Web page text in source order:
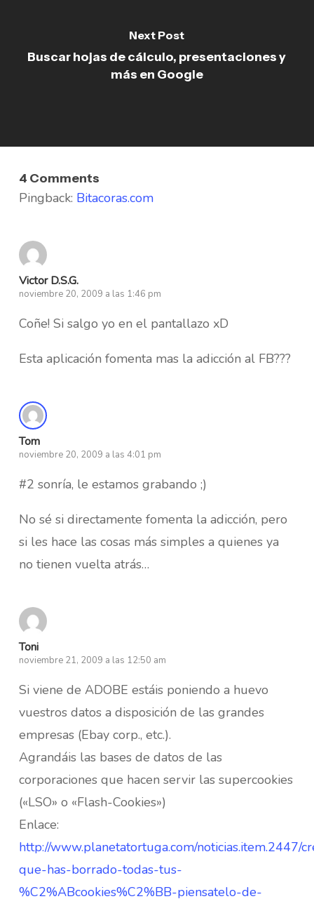
Next Post
Buscar hojas de cálculo, presentaciones y
más en Google
4 Comments
Pingback: Bitacoras.com
Victor D.S.G.
noviembre 20, 2009 a las 1:46 pm
Coñe! Si salgo yo en el pantallazo xD
Esta aplicación fomenta mas la adicción al FB???
Tom
noviembre 20, 2009 a las 4:01 pm
#2 sonría, le estamos grabando ;)
No sé si directamente fomenta la adicción, pero
si les hace las cosas más simples a quienes ya
no tienen vuelta atrás…
Toni
noviembre 21, 2009 a las 12:50 am
Si viene de ADOBE estáis poniendo a huevo
vuestros datos a disposición de las grandes
empresas (Ebay corp., etc.).
Agrandáis las bases de datos de las
corporaciones que hacen servir las supercookies
(«LSO» o «Flash-Cookies»)
Enlace:
http://www.planetatortuga.com/noticias.item.2447/
que-has-borrado-todas-tus-
%C2%ABcookies%C2%BB-piensatelo-de-